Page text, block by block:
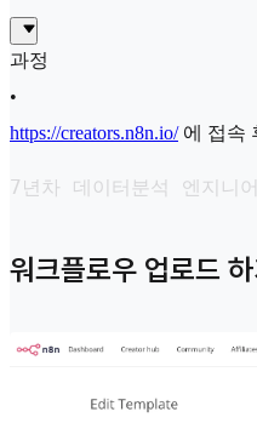
과정
•
https://creators.n8n.io/에 접속
7년차 데이터분석 엔지
워크플로우 업로드